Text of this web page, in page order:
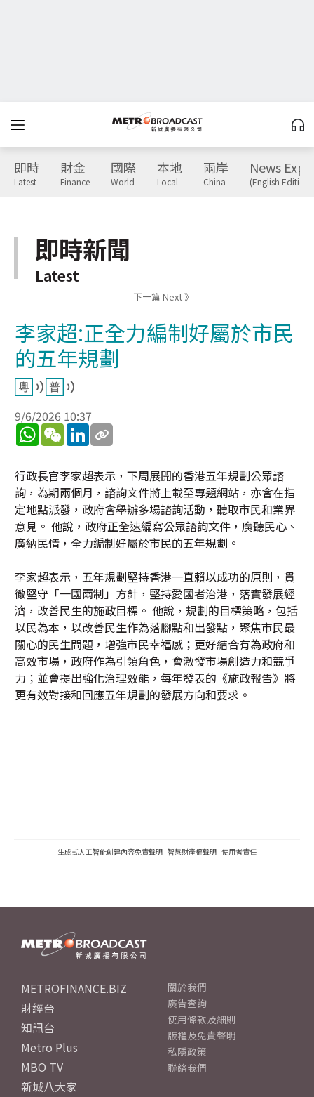
即時
Latest
財金
Finance
國際
World
本地
Local
兩岸
China
News
(English Edition)
即時新聞
Latest
下一篇 Next 》
李家超:正全力編制好屬於市民
的五年規劃
9/6/2026 10:37
WhatsApp
WeChatLinkedIn
行政長官李家超表示，下周展開的香港五年規劃公眾諮
詢，為期兩個月，諮詢文件將上載至專題網站，亦會在指
定地點派發，政府會舉辦多場諮詢活動，聽取市民和業界
意見。 他說，政府正全速編寫公眾諮詢文件，廣聽民心、
廣納民情，全力編制好屬於市民的五年規劃。
李家超表示，五年規劃堅持香港一直賴以成功的原則，貫
徹堅守「一國兩制」方針，堅持愛國者治港，落實發展經
濟，改善民生的施政目標。 他說，規劃的目標策略，包括
以民為本，以改善民生作為落腳點和出發點，聚焦市民最
關心的民生問題，增強市民幸福感；更好結合有為政府和
高效市場，政府作為引領角色，會激發市場創造力和競爭
力；並會提出強化治理效能，每年發表的《施政報告》將
更有效對接和回應五年規劃的發展方向和要求。
生成式人工智能創建內容免責聲明 | 智慧財產權聲明 | 使用者責任
METROFINANCE.BIZ
財經台
知訊台
Metro Plus
MBO TV
新城八大家
關於我們
廣告查詢
使用條款及細則
版權及免責聲明
私隱政策
聯絡我們